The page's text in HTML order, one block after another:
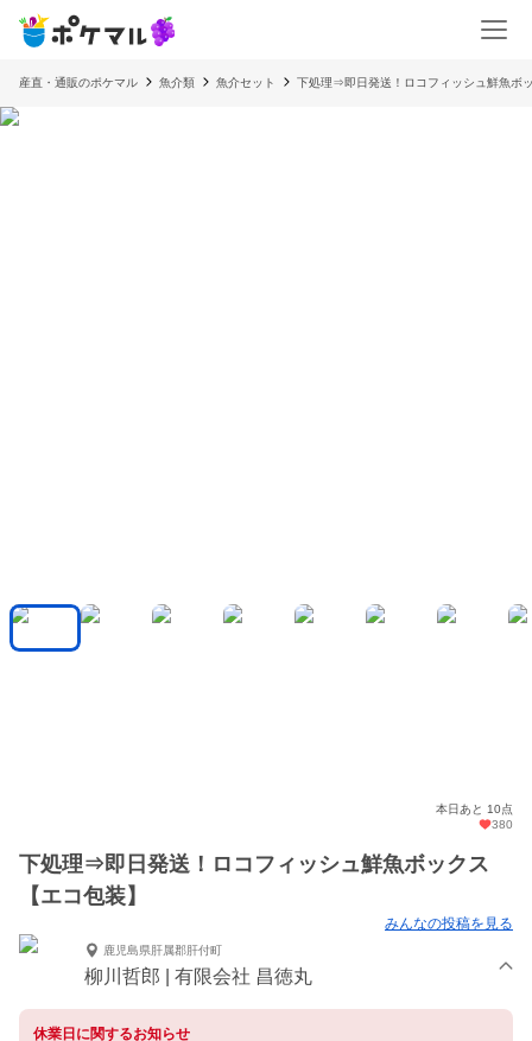
産直・通販のポケマル 魚介類 魚介セット 下処理⇒即日発送！ロコフィッシュ鮮魚ボ
本日あと 10点
380
下処理⇒即日発送！ロコフィッシュ鮮魚ボックス
【エコ包装】
みんなの投稿を見る
鹿児島県肝属郡肝付町
柳川哲郎 | 有限会社 昌徳丸
休業日に関するお知らせ